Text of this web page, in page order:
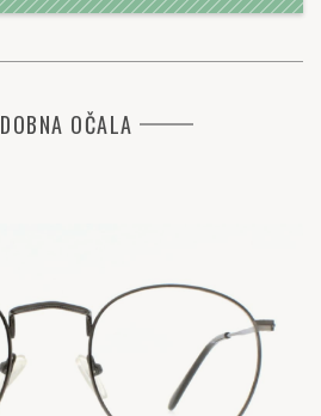
OČALA